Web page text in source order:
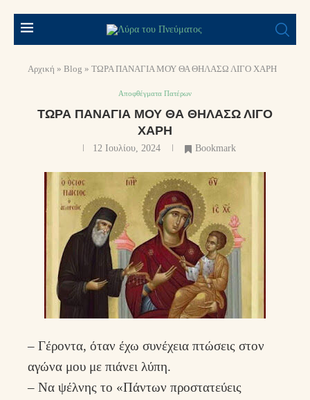
Αρχική » Blog » ΤΩΡΑ ΠΑΝΑΓΙΑ ΜΟΥ ΘΑ ΘΗΛΑΣΩ ΛΙΓΟ ΧΑΡΗ
Αποφθέγματα Πατέρων
ΤΩΡΑ ΠΑΝΑΓΙΑ ΜΟΥ ΘΑ ΘΗΛΑΣΩ ΛΙΓΟ
ΧΑΡΗ
12 Ιουλίου, 2024 Bookmark
– Γέροντα, όταν έχω συνέχεια πτώσεις στον
αγώνα μου με πιάνει λύπη.
– Να ψέλνης το «Πάντων προστατεύεις